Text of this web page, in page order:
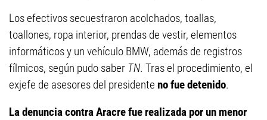
Los efectivos secuestraron acolchados, toallas,
toallones, ropa interior, prendas de vestir, elementos
informáticos y un vehículo BMW, además de registros
fílmicos, según pudo saber TN. Tras el procedimiento, el
exjefe de asesores del presidente no fue detenido.
La denuncia contra Aracre fue realizada por un menor